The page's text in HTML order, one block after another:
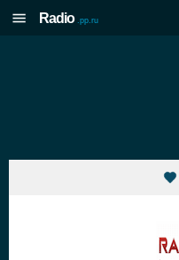
Radio .pp.ru